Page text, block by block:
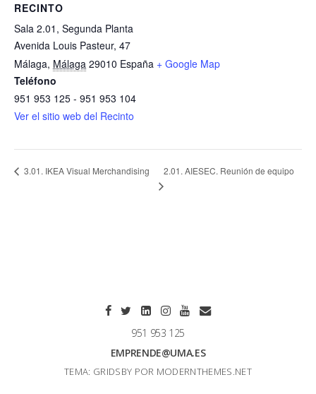
RECINTO
Sala 2.01, Segunda Planta
Avenida Louis Pasteur, 47
Málaga, Málaga 29010 España + Google Map
Teléfono
951 953 125 - 951 953 104
Ver el sitio web del Recinto
3.01. IKEA Visual Merchandising 2.01. AIESEC. Reunión de equipo
951 953 125
EMPRENDE@UMA.ES
TEMA: GRIDSBY POR MODERNTHEMES.NET